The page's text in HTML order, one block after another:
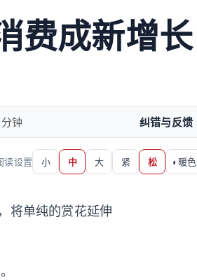
费成新增长
钟 纠错与反馈
读设置 小 中 大 紧 松 ◐ 暖色
将单纯的赏花延伸